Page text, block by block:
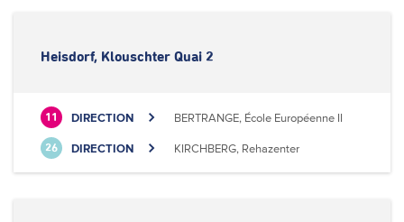
Heisdorf, Klouschter Quai 2
11 DIRECTION BERTRANGE, École Européenne II
26 DIRECTION KIRCHBERG, Rehazenter